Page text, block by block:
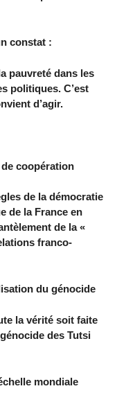
constat :
pauvreté dans les
politiques. C’est
d’agir.
coopération
de la démocratie
de la France en
de la «
franco-
du génocide
la vérité soit faite
des Tutsi
mondiale